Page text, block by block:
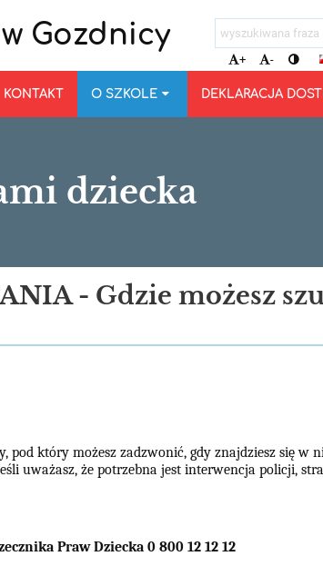
Gozdnicy
+ -
KONTAKT O SZKOLE DEKLARACJA
dziecka
- Gdzie możesz
pod który możesz zadzwonić, gdy znajdziesz się w
uważasz, że potrzebna jest interwencja policji,
Praw Dziecka 0 800 12 12 12